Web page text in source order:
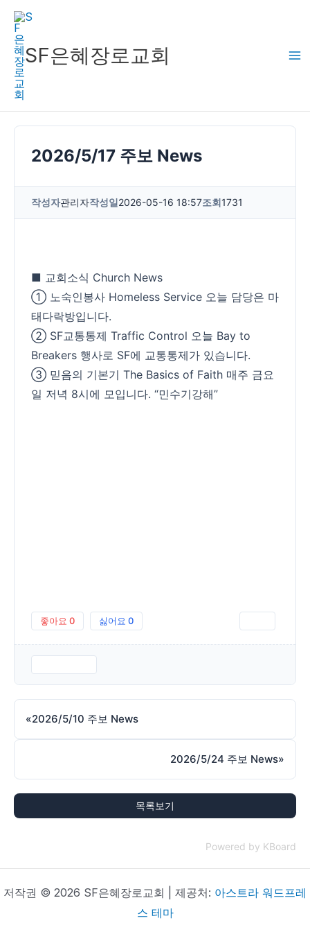
너
SF은혜장로교회
2026/5/17 주보 News
작성자관리자작성일2026-05-16 18:57조회1731
■ 교회소식 Church News
① 노숙인봉사 Homeless Service 오늘 담당은 마
태다락방입니다.
② SF교통통제 Traffic Control 오늘 Bay to
Breakers 행사로 SF에 교통통제가 있습니다.
③ 믿음의 기본기 The Basics of Faith 매주 금요
일 저녁 8시에 모입니다. “민수기강해”
좋아요 0 싫어요 0
«2026/5/10 주보 News
2026/5/24 주보 News»
목록보기
Powered by KBoard
저작권 © 2026 SF은혜장로교회 | 제공처: 아스트라 워드프레
스 테마